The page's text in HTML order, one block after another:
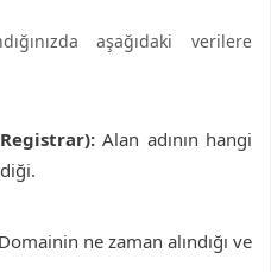
aşağıdaki verilere
Alan adının hangi
Domainin ne zaman alındığı ve